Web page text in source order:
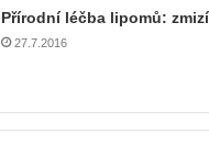
Přírodní léčba lipomů:
27.7.2016